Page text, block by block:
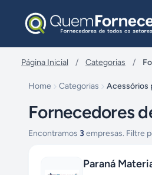
Página Inicial / Categorias /
Home Categorias Acessórios
Fornecedores
Encontramos 3 empresas. Filtre
Paraná